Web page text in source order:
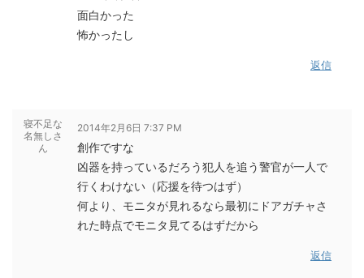
面白かった
怖かったし
返信
寝不足な
名無しさ
ん
2014年2月6日 7:37 PM
創作ですな
凶器を持っているだろう犯人を追う警官が一人で
行くわけない（応援を待つはず）
何より、モニタが見れるなら最初にドアガチャさ
れた時点でモニタ見てるはずだから
返信